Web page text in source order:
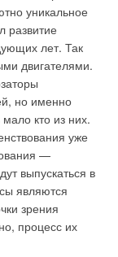
уникальное
развитие
лет. Так
двигателями.
но именно
кто из них.
уже
—
выпускаться в
являются
зрения
процесс их
Pexal Easy
с
многократно,
с
проходное
мм теперь
фитинга
система
надежное и
Также Valsir
Отложения,
вентиляторе,
чистка
позволяет
является
много
Его
стали, а все